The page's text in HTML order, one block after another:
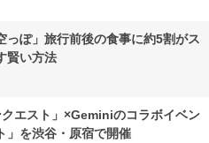
っぽ」旅行前後の食事に約5割がス
賢い方法
エスト」×Geminiのコラボイベン
」を渋谷・原宿で開催